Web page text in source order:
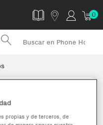
0
propias y de terceros, de